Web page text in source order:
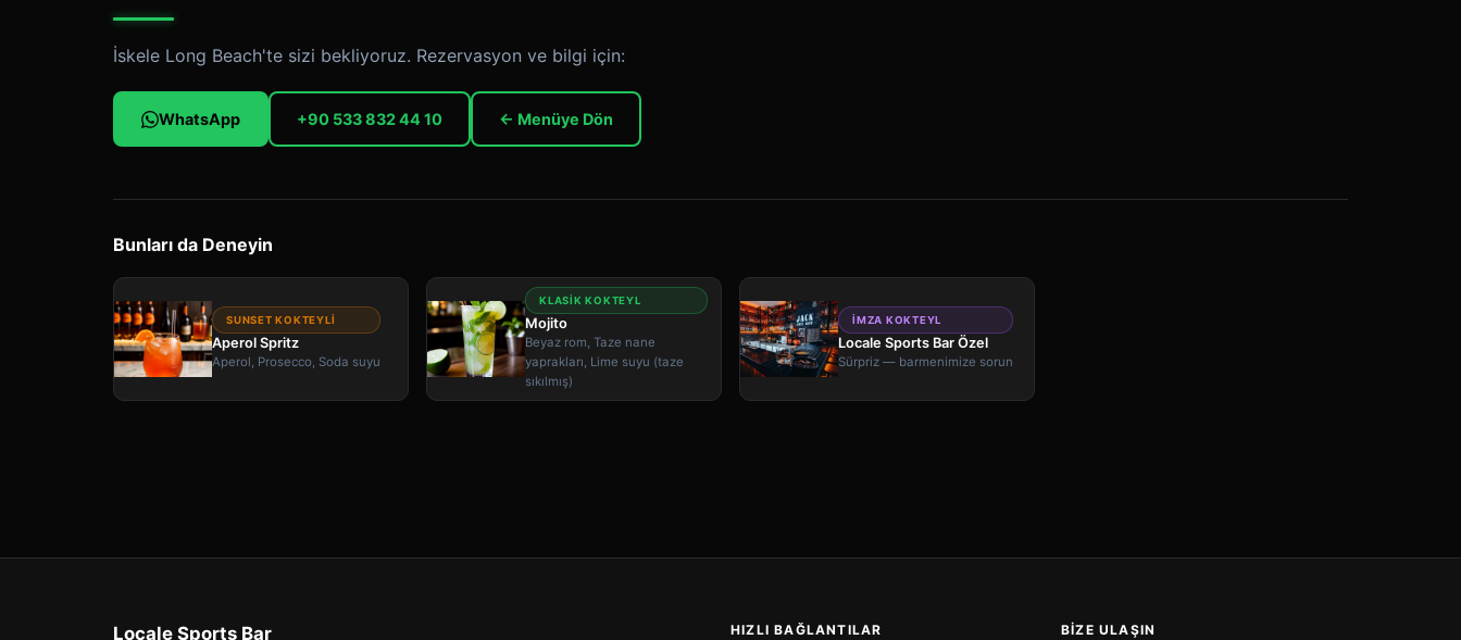
İskele Long Beach'te sizi bekliyoruz. Rezervasyon ve bilgi için:
WhatsApp +90 533 832 44 10 ← Menüye Dön
Bunları da Deneyin
SUNSET KOKTEYLI
Aperol Spritz
Aperol, Prosecco, Soda suyu
KLASIK KOKTEYL
Mojito
Beyaz rom, Taze nane
yaprakları, Lime suyu (taze
sıkılmış)
İMZA KOKTEYL
Locale Sports Bar Özel
Sürpriz — barmenimize sorun
Locale Sports Bar HIZLI BAĞLANTILAR BIZE ULAŞIN